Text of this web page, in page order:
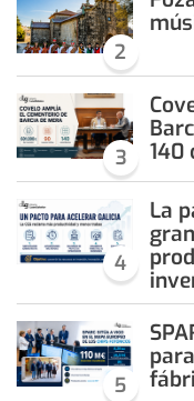
2
3
140
4
La
5